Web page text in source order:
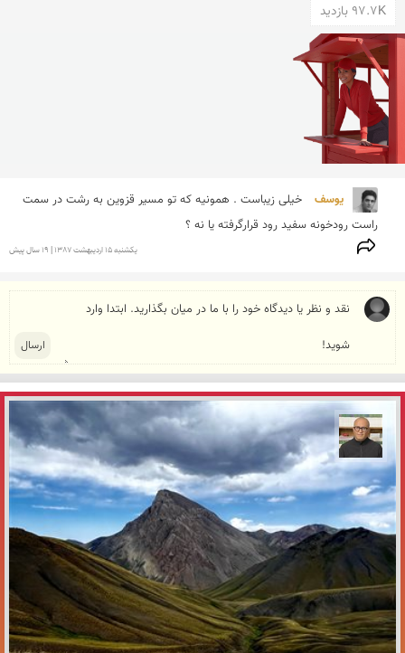
97.7K بازدید
یوسف
راست رودخونه سفید رود قرارگرفته یا نه ؟
يكشنبه 15 ارديبهشت 1387 | 19 سال پیش
مازیار ذاکری